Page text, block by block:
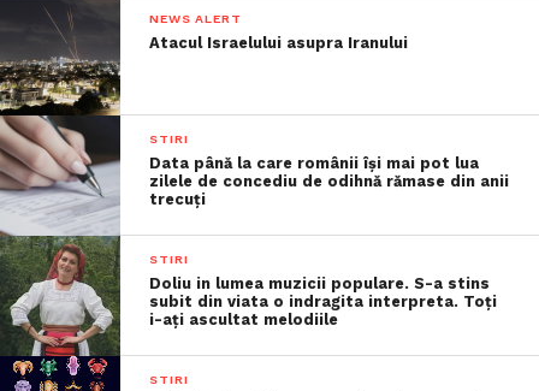
NEWS ALERT
Atacul Israelului asupra Iranului
STIRI
Data până la care românii îşi mai pot lua
zilele de concediu de odihnă rămase din anii
trecuţi
STIRI
Doliu in lumea muzicii populare. S-a stins
subit din viata o indragita interpreta. Toți
i-ați ascultat melodiile
STIRI